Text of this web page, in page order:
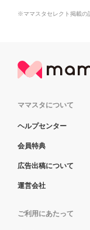
※ママスタセレクト掲載の
ママスタについて
ヘルプセンター
会員特典
広告出稿について
運営会社
ご利用にあたって